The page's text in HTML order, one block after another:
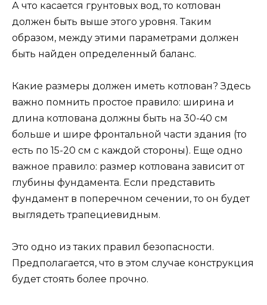
А что касается грунтовых вод, то котлован
должен быть выше этого уровня. Таким
образом, между этими параметрами должен
быть найден определенный баланс.
Какие размеры должен иметь котлован? Здесь
важно помнить простое правило: ширина и
длина котлована должны быть на 30-40 см
больше и шире фронтальной части здания (то
есть по 15-20 см с каждой стороны). Еще одно
важное правило: размер котлована зависит от
глубины фундамента. Если представить
фундамент в поперечном сечении, то он будет
выглядеть трапециевидным.
Это одно из таких правил безопасности.
Предполагается, что в этом случае конструкция
будет стоять более прочно.